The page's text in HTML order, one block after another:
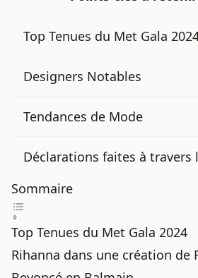
Top Tenues du Met Gala
Designers Notables
Tendances de Mode
Déclarations faites à travers
Sommaire
Top Tenues du Met Gala 2024
Rihanna dans une création de